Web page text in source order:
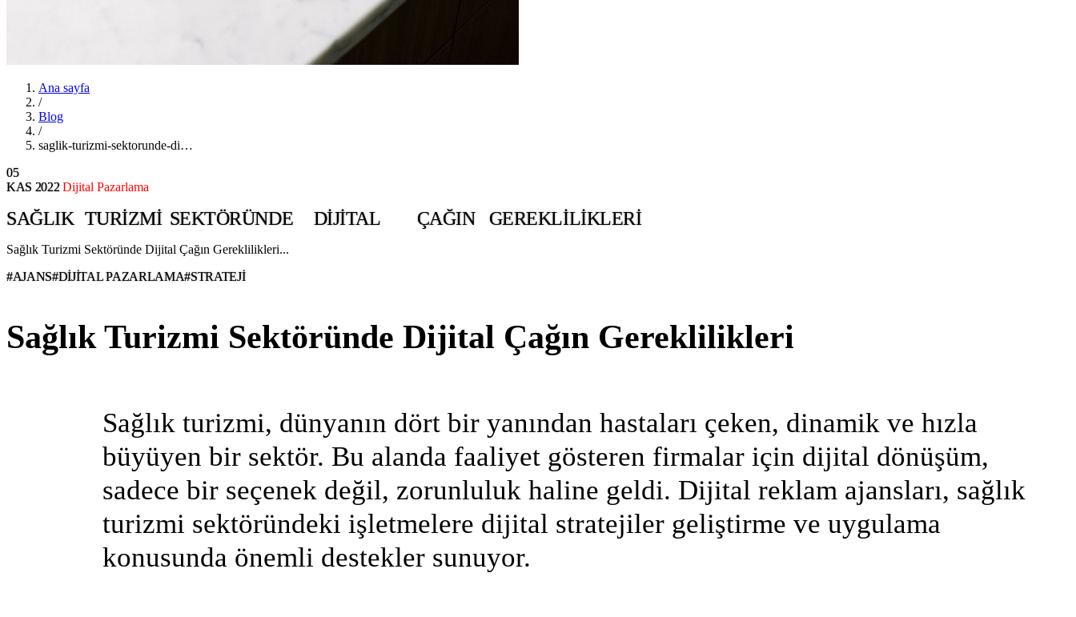
Ana sayfa
/
Blog
/
saglik-turizmi-sektorunde-di…
05
KAS 2022 Dijital Pazarlama
SAĞLIK TURIZMI SEKTÖRÜNDE DIJITAL ÇAĞIN GEREKLILIKLERI
Sağlık Turizmi Sektöründe Dijital Çağın Gereklilikleri...
#AJANS#DIJITAL PAZARLAMA#STRATEJI
Sağlık Turizmi Sektöründe Dijital Çağın Gereklilikleri
Sağlık turizmi, dünyanın dört bir yanından hastaları çeken, dinamik ve hızla
büyüyen bir sektör. Bu alanda faaliyet gösteren firmalar için dijital dönüşüm,
sadece bir seçenek değil, zorunluluk haline geldi. Dijital reklam ajansları, sağlık
turizmi sektöründeki işletmelere dijital stratejiler geliştirme ve uygulama
konusunda önemli destekler sunuyor.